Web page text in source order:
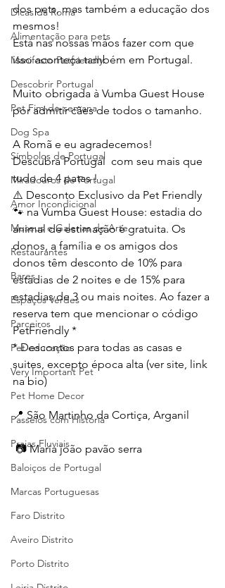
Dicas da Romã
Alimentação para pets
Manifesto Petfriendly
Descobrir Portugal
Pet Fim-de-semana
Dog Spa
Símbolos de Portugal
Miradouros de Portugal
Amor Incondicional
Museus e Galerias de Arte
Restaurantes
Bares
Espaços Verdes
Parceiros
Pet educação
Very Important Pet
Pet Home Decor
Passeios com História
Praias Fluviais
Baloiços de Portugal
Marcas Portuguesas
Faro Distrito
Aveiro Distrito
Porto Distrito
dos pets, mas também a educação dos
mesmos!
Está nas nossas mãos fazer com que
isso aconteça também em Portugal.
Muito obrigada à Vumba Guest House
por admitir cães de todos o tamanho.
A Romã e eu agradecemos!
Descubra Portugal  com seu mais que
tudo de 4 patas !
⚠️ Desconto Exclusivo da Pet Friendly
🐾 na Vumba Guest House: estadia do
animal de estimação é gratuita. Os
donos, a família e os amigos dos
donos têm desconto de 10% para
estadias de 2 noites e de 15% para
estadias de 3 ou mais noites. Ao fazer a
reserva tem que mencionar o código
PetFriendly *
* Descontos para todas as casas e
suites, excepto época alta (ver site, link
na bio)
📍 São Martinho da Cortiça, Arganil
📷 Maria joão pavão serra